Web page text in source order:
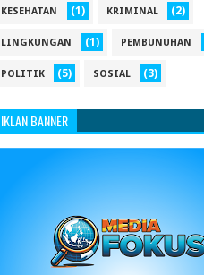
KESEHATAN (1) KRIMINAL (2)
LINGKUNGAN (1) PEMBUNUHAN
POLITIK (5) SOSIAL (3)
IKLAN BANNER